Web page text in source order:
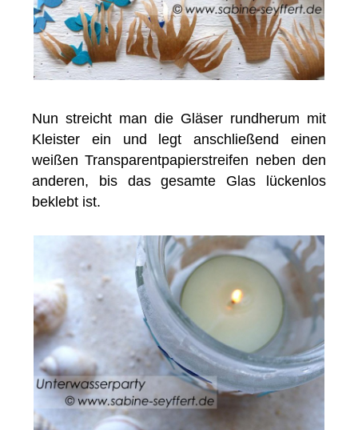
Nun streicht man die Gläser rundherum mit
Kleister ein und legt anschließend einen
weißen Transparentpapierstreifen neben den
anderen, bis das gesamte Glas lückenlos
beklebt ist.